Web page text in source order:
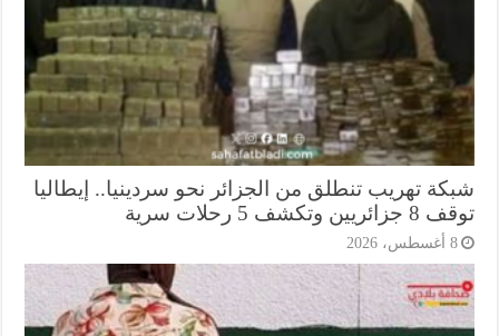
تهريب تنطلق من الجزائر نحو سردينيا.. إيطاليا
وتكشف 5 رحلات سرية